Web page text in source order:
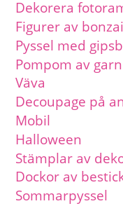
Dekorera
Figurer av
Pyssel med
Pompom av garn
Väva
Decoupage på
Mobil
Halloween
Stämplar av
Dockor av
Sommarpyssel